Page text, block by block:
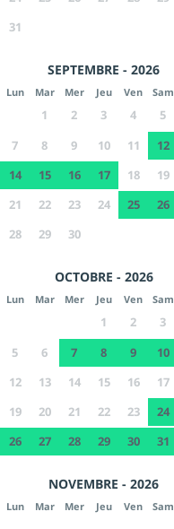
31
SEPTEMBRE - 2026
Lun Mar Mer Jeu Ven Sam
1 2 3 4 5
7
8 9 10 11 12
14
15 16 17 18 19
21
22 23 24 25 26
28
29 30
OCTOBRE - 2026
Lun Mar Mer Jeu Ven Sam
1 2 3
5
6 7 8 9 10
12
13 14 15 16 17
19
20 21 22 23 24
26
27 28 29 30 31
NOVEMBRE - 2026
Lun Mar Mer Jeu Ven Sam